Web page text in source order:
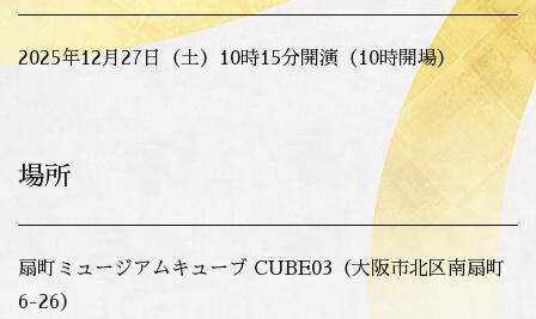
2025年12月27日（土）10時15分開演（10時開場）
場所
扇町ミュージアムキューブ CUBE03（大阪市北区南扇町
6-26）